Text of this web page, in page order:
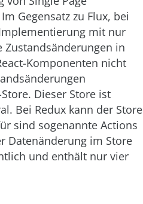
Gegensatz zu Flux, bei
mit nur
in
Komponenten nicht
Dieser Store ist
Bei Redux kann der Store
sind sogenannte Actions
Datenänderung im Store
und enthält nur vier